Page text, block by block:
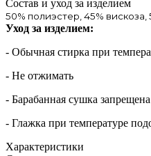
Состав и уход за изделием
50% полиэстер, 45% вискоза,
Уход за изделием:
- Обычная стирка при
- Не отжимать
- Барабанная сушка запрещена
- Глажка при температуре
Характеристики